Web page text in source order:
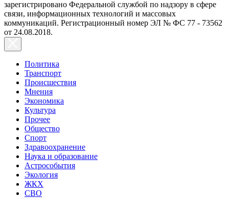
зарегистрировано Федеральной службой по надзору в сфере
связи, информационных технологий и массовых
коммуникаций. Регистрационный номер ЭЛ № ФС 77 - 73562
от 24.08.2018.
Политика
Транспорт
Происшествия
Мнения
Экономика
Культура
Прочее
Общество
Спорт
Здравоохранение
Наука и образование
Астрособытия
Экология
ЖКХ
СВО